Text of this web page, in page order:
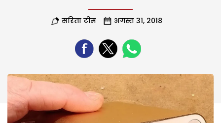
सरिता टीम अगस्त 31, 2018